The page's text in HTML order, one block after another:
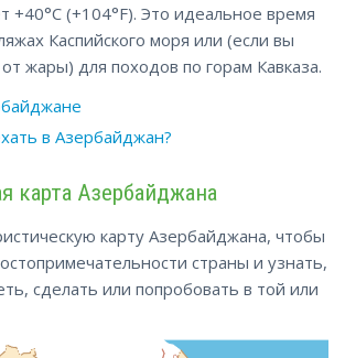
+40°C (+104°F). Это идеальное время
Каспийского моря или (если вы
жары) для походов по горам Кавказа.
в Азербайджан?
карта Азербайджана
карту Азербайджана, чтобы
страны и узнать,
сделать или попробовать в той или